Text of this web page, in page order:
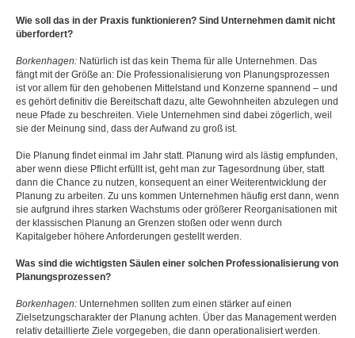
Wie soll das in der Praxis funktionieren? Sind Unternehmen damit nicht
überfordert?
Borkenhagen: Natürlich ist das kein Thema für alle Unternehmen. Das
fängt mit der Größe an: Die Professionalisierung von Planungsprozessen
ist vor allem für den gehobenen Mittelstand und Konzerne spannend – und
es gehört definitiv die Bereitschaft dazu, alte Gewohnheiten abzulegen und
neue Pfade zu beschreiten. Viele Unternehmen sind dabei zögerlich, weil
sie der Meinung sind, dass der Aufwand zu groß ist.
Die Planung findet einmal im Jahr statt. Planung wird als lästig empfunden,
aber wenn diese Pflicht erfüllt ist, geht man zur Tagesordnung über, statt
dann die Chance zu nutzen, konsequent an einer Weiterentwicklung der
Planung zu arbeiten. Zu uns kommen Unternehmen häufig erst dann, wenn
sie aufgrund ihres starken Wachstums oder größerer Reorganisationen mit
der klassischen Planung an Grenzen stoßen oder wenn durch
Kapitalgeber höhere Anforderungen gestellt werden.
Was sind die wichtigsten Säulen einer solchen Professionalisierung von
Planungsprozessen?
Borkenhagen: Unternehmen sollten zum einen stärker auf einen
Zielsetzungscharakter der Planung achten. Über das Management werden
relativ detaillierte Ziele vorgegeben, die dann operationalisiert werden.